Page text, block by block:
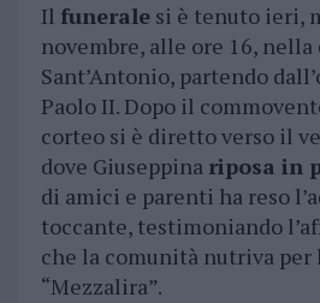
Il funeralesi è tenuto ieri,
novembre, alle ore 16, nella
Sant’Antonio, partendo
Paolo II. Dopo il
corteo si è diretto verso il
dove Giuseppina riposa in
di amici e parenti ha reso
toccante, testimoniando
che la comunità nutriva per
“Mezzalira”.